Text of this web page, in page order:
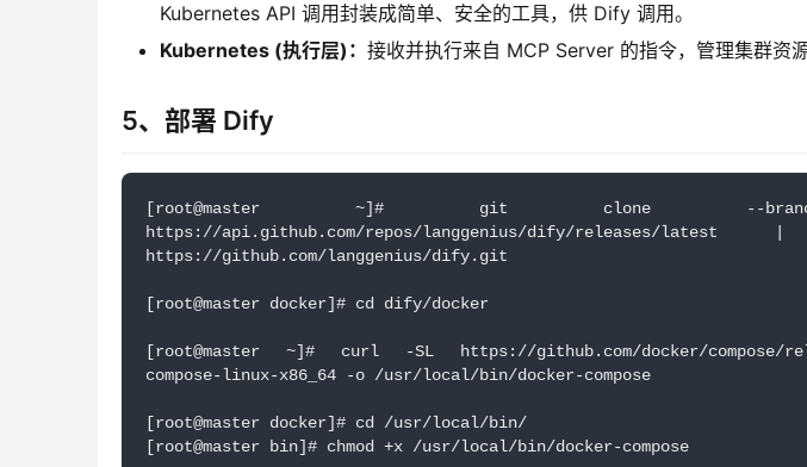
Kubernetes API 调用封装成简单、安全的工具，供 Dify 调用。
Kubernetes (执行层)： 接收并执行来自 MCP Server 的指令，管理集群资源
5、部署 Dify
[root@master ~]# git clone --
https://api.github.com/repos/langgenius/dify/
https://github.com/langgenius/dify.git
[root@master docker]# cd dify/docker
[root@master ~]# curl -SL https://github.com/docker/compose/
compose-linux-x86_64 -o /usr/local/bin/docker-compose
[root@master docker]# cd /usr/local/bin/
[root@master bin]# chmod +x /usr/local/bin/docker-compose